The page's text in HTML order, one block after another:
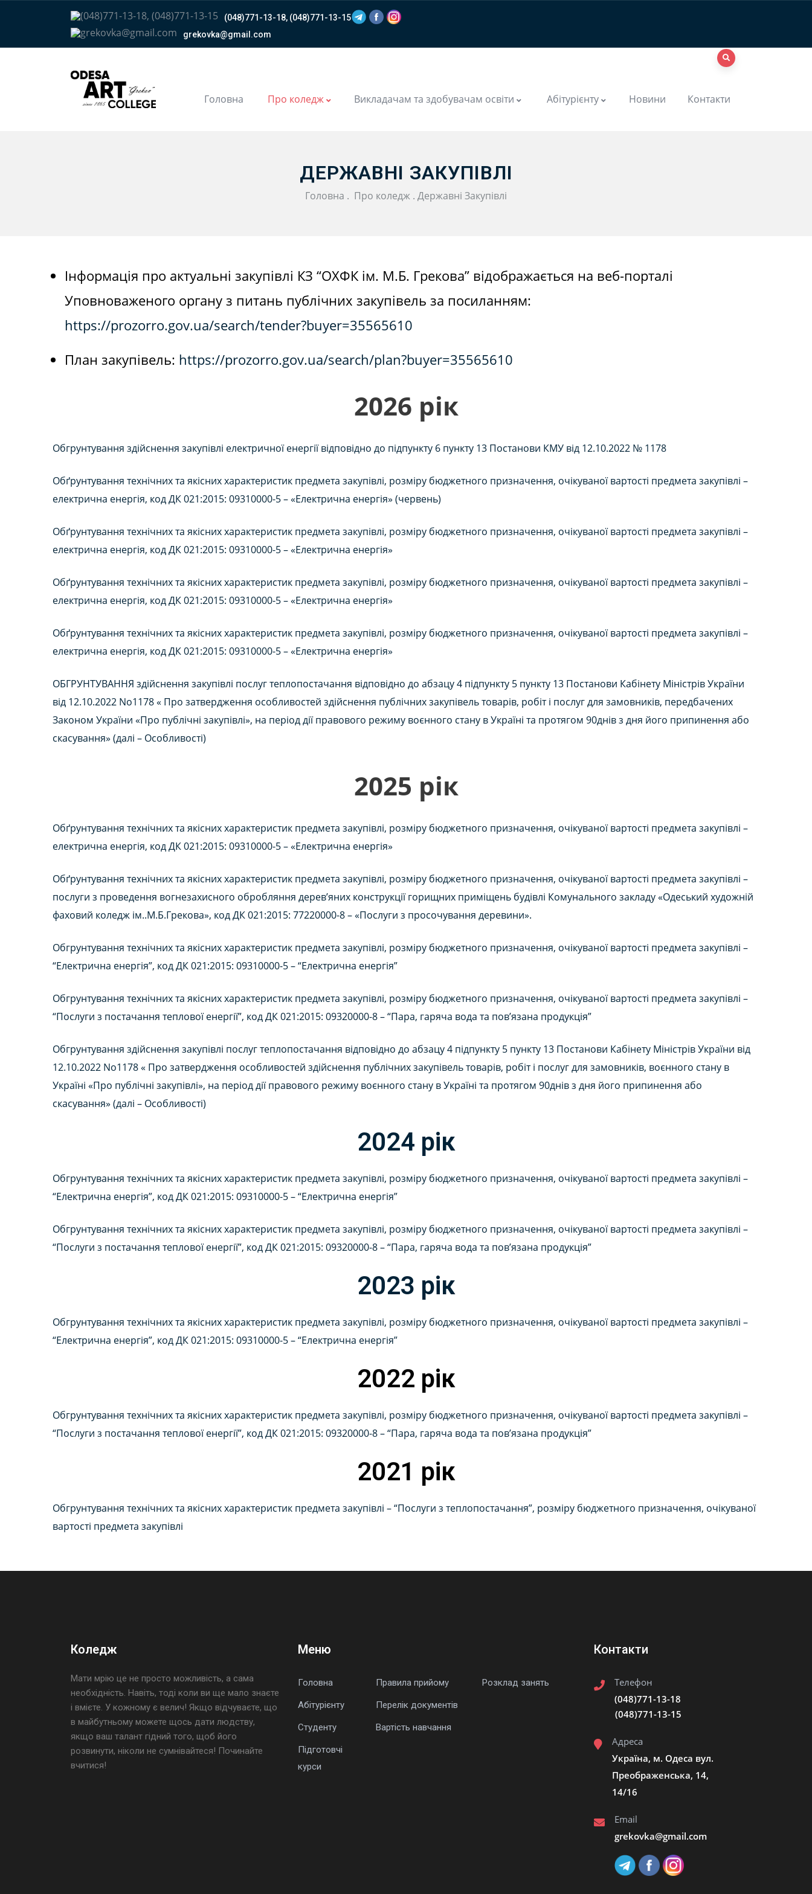
(048)771-13-18, (048)771-13-15
grekovka@gmail.сom
Головна Про коледж Викладачам та здобувачам освіти Абітурієнту Новини Контакти
ДЕРЖАВНІ ЗАКУПІВЛІ
Головна . Про коледж . Державні Закупівлі
Інформація про актуальні закупівлі КЗ “ОХФК ім. М.Б. Грекова” відображається на веб-порталі
Уповноваженого органу з питань публічних закупівель за посиланням:
https://prozorro.gov.ua/search/tender?buyer=35565610
План закупівель: https://prozorro.gov.ua/search/plan?buyer=35565610
2026 рік
Обгрунтування здійснення закупівлі електричної енергії відповідно до підпункту 6 пункту 13 Постанови КМУ від 12.10.2022 № 1178
Обґрунтування технічних та якісних характеристик предмета закупівлі, розміру бюджетного призначення, очікуваної вартості предмета закупівлі –
електрична енергія, код ДК 021:2015: 09310000-5 – «Електрична енергія» (червень)
Обґрунтування технічних та якісних характеристик предмета закупівлі, розміру бюджетного призначення, очікуваної вартості предмета закупівлі –
електрична енергія, код ДК 021:2015: 09310000-5 – «Електрична енергія»
Обґрунтування технічних та якісних характеристик предмета закупівлі, розміру бюджетного призначення, очікуваної вартості предмета закупівлі –
електрична енергія, код ДК 021:2015: 09310000-5 – «Електрична енергія»
Обґрунтування технічних та якісних характеристик предмета закупівлі, розміру бюджетного призначення, очікуваної вартості предмета закупівлі –
електрична енергія, код ДК 021:2015: 09310000-5 – «Електрична енергія»
ОБГРУНТУВАННЯ здійснення закупівлі послуг теплопостачання відповідно до абзацу 4 підпункту 5 пункту 13 Постанови Кабінету Міністрів України
від 12.10.2022 No1178 « Про затвердження особливостей здійснення публічних закупівель товарів, робіт і послуг для замовників, передбачених
Законом України «Про публічні закупівлі», на період дії правового режиму воєнного стану в Україні та протягом 90днів з дня його припинення або
скасування» (далі – Особливості)
2025 рік
Обґрунтування технічних та якісних характеристик предмета закупівлі, розміру бюджетного призначення, очікуваної вартості предмета закупівлі –
електрична енергія, код ДК 021:2015: 09310000-5 – «Електрична енергія»
Обґрунтування технічних та якісних характеристик предмета закупівлі, розміру бюджетного призначення, очікуваної вартості предмета закупівлі –
послуги з проведення вогнезахисного обробляння дерев’яних конструкції горищних приміщень будівлі Комунального закладу «Одеський художній
фаховий коледж ім..М.Б.Грекова», код ДК 021:2015: 77220000-8 – «Послуги з просочування деревини».
Обгрунтування технічних та якісних характеристик предмета закупівлі, розміру бюджетного призначення, очікуваної вартості предмета закупівлі –
“Електрична енергія”, код ДК 021:2015: 09310000-5 – “Електрична енергія”
Обгрунтування технічних та якісних характеристик предмета закупівлі, розміру бюджетного призначення, очікуваної вартості предмета закупівлі –
“Послуги з постачання теплової енергії”, код ДК 021:2015: 09320000-8 – “Пара, гаряча вода та пов’язана продукція”
Обгрунтування здійснення закупівлі послуг теплопостачання відповідно до абзацу 4 підпункту 5 пункту 13 Постанови Кабінету Міністрів України від
12.10.2022 No1178 « Про затвердження особливостей здійснення публічних закупівель товарів, робіт і послуг для замовників, воєнного стану в
Україні «Про публічні закупівлі», на період дії правового режиму воєнного стану в Україні та протягом 90днів з дня його припинення або
скасування» (далі – Особливості)
2024 рік
Обгрунтування технічних та якісних характеристик предмета закупівлі, розміру бюджетного призначення, очікуваної вартості предмета закупівлі –
“Електрична енергія”, код ДК 021:2015: 09310000-5 – “Електрична енергія”
Обгрунтування технічних та якісних характеристик предмета закупівлі, розміру бюджетного призначення, очікуваної вартості предмета закупівлі –
“Послуги з постачання теплової енергії”, код ДК 021:2015: 09320000-8 – “Пара, гаряча вода та пов’язана продукція”
2023 рік
Обгрунтування технічних та якісних характеристик предмета закупівлі, розміру бюджетного призначення, очікуваної вартості предмета закупівлі –
“Електрична енергія”, код ДК 021:2015: 09310000-5 – “Електрична енергія”
2022 рік
Обгрунтування технічних та якісних характеристик предмета закупівлі, розміру бюджетного призначення, очікуваної вартості предмета закупівлі –
“Послуги з постачання теплової енергії”, код ДК 021:2015: 09320000-8 – “Пара, гаряча вода та пов’язана продукція”
2021 рік
Обгрунтування технічних та якісних характеристик предмета закупівлі – “Послуги з теплопостачання”, розміру бюджетного призначення, очікуваної
вартості предмета закупівлі
Коледж
Мати мрію це не просто можливість, а сама
необхідність. Навіть, тоді коли ви ще мало знаєте
і вмієте. У кожному є велич! Якщо відчуваєте, що
в майбутньому можете щось дати людству,
якщо ваш талант гідний того, щоб його
розвинути, ніколи не сумнівайтеся! Починайте
вчитися!
Меню
Головна
Абітурієнту
Студенту
Підготовчі
курси
Правила прийому
Перелік документів
Вартість навчання
Розклад занять
Контакти
Телефон
(048)771-13-18
(048)771-13-15
Адреса
Україна, м. Одеса вул.
Преображенська, 14,
14/16
Email
grekovka@gmail.сom